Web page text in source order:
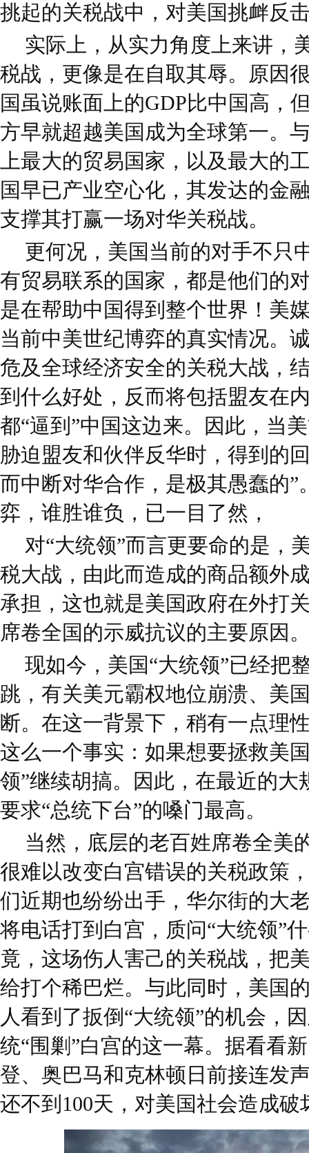
挑起的关税战中，对美国挑衅反
实际上，从实力角度上来讲，
税战，更像是在自取其辱。原因
国虽说账面上的GDP比中国高，
方早就超越美国成为全球第一。
上最大的贸易国家，以及最大的
国早已产业空心化，其发达的金
支撑其打赢一场对华关税战。
更何况，美国当前的对手不只
有贸易联系的国家，都是他们的
是在帮助中国得到整个世界！美
当前中美世纪博弈的真实情况。
危及全球经济安全的关税大战，
到什么好处，反而将包括盟友在
都“逼到”中国这边来。因此，当
胁迫盟友和伙伴反华时，得到的
而中断对华合作，是极其愚蠢的”
弈，谁胜谁负，已一目了然，
对“大统领”而言更要命的是，
税大战，由此而造成的商品额外
承担，这也就是美国政府在外打
席卷全国的示威抗议的主要原因
现如今，美国“大统领”已经把
跳，有关美元霸权地位崩溃、美
断。在这一背景下，稍有一点理
这么一个事实：如果想要拯救美
领”继续胡搞。因此，在最近的大
要求“总统下台”的嗓门最高。
当然，底层的老百姓席卷全美
很难以改变白宫错误的关税政策
们近期也纷纷出手，华尔街的大
将电话打到白宫，质问“大统领”
竟，这场伤人害己的关税战，把
给打个稀巴烂。与此同时，美国
人看到了扳倒“大统领”的机会，
统“围剿”白宫的这一幕。据看看
登、奥巴马和克林顿日前接连发
还不到100天，对美国社会造成破